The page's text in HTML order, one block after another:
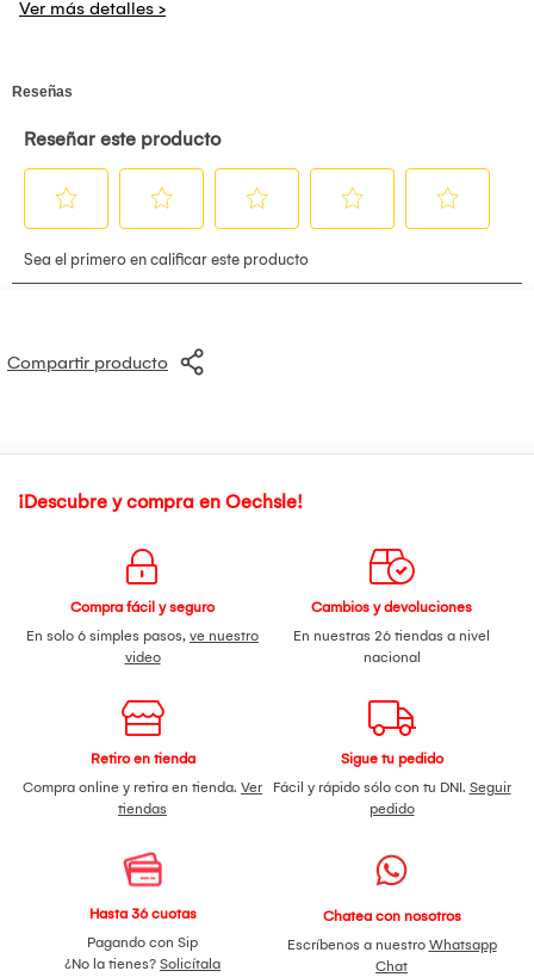
Compartir producto
¡Descubre y compra en Oechsle!
Compra fácil y seguro
En solo 6 simples pasos, ve nuestro
video
Cambios y devoluciones
En nuestras 26 tiendas a nivel
nacional
Retiro en tienda
Compra online y retira en tienda. Ver
tiendas
Sigue tu pedido
Fácil y rápido sólo con tu DNI. Seguir
pedido
Hasta 36 cuotas
Pagando con Sip
¿No la tienes? Solicítala
Chatea con nosotros
Escríbenos a nuestro Whatsapp
Chat